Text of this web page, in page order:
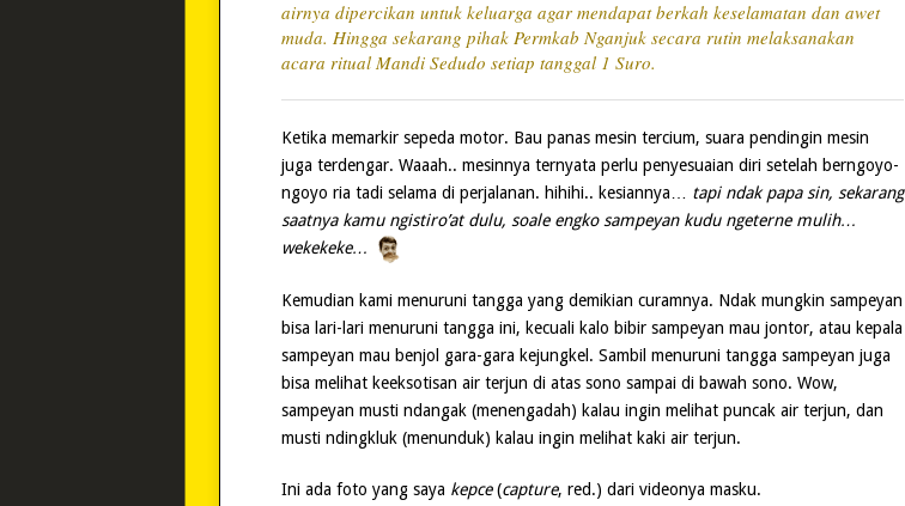
airnya dipercikan untuk keluarga agar mendapat berkah keselamatan dan awet
muda. Hingga sekarang pihak Permkab Nganjuk secara rutin melaksanakan
acara ritual Mandi Sedudo setiap tanggal 1 Suro.
Ketika memarkir sepeda motor. Bau panas mesin tercium, suara pendingin mesin
juga terdengar. Waaah.. mesinnya ternyata perlu penyesuaian diri setelah berngoyo-
ngoyo ria tadi selama di perjalanan. hihihi.. kesiannya… tapi ndak papa sin, sekarang
saatnya kamu ngistiro’at dulu, soale engko sampeyan kudu ngeterne mulih…
wekekeke…
Kemudian kami menuruni tangga yang demikian curamnya. Ndak mungkin sampeyan
bisa lari-lari menuruni tangga ini, kecuali kalo bibir sampeyan mau jontor, atau kepala
sampeyan mau benjol gara-gara kejungkel. Sambil menuruni tangga sampeyan juga
bisa melihat keeksotisan air terjun di atas sono sampai di bawah sono. Wow,
sampeyan musti ndangak (menengadah) kalau ingin melihat puncak air terjun, dan
musti ndingkluk (menunduk) kalau ingin melihat kaki air terjun.
Ini ada foto yang saya kepce(capture, red.) dari videonya masku.